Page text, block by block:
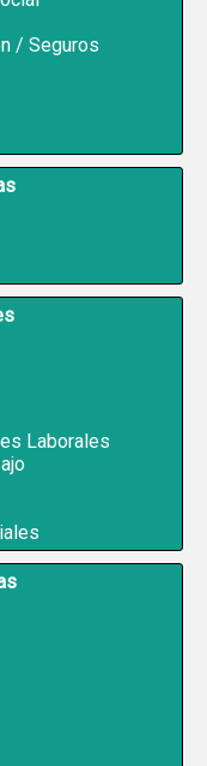
/ Seguros
Laborales